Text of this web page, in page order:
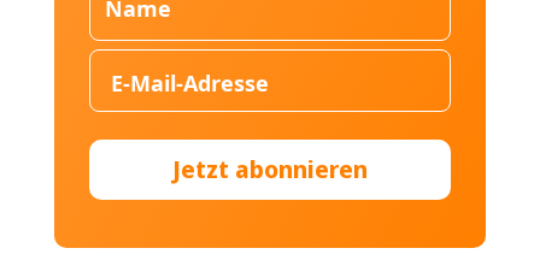
Jetzt abonnieren